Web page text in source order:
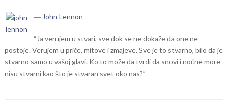
― John Lennon
“Ja verujem u stvari, sve dok se ne dokaže da one ne
postoje. Verujem u priče, mitove i zmajeve. Sve je to stvarno, bilo da je
stvarno samo u vašoj glavi. Ko to može da tvrdi da snovi i noćne more
nisu stvarni kao što je stvaran svet oko nas?”